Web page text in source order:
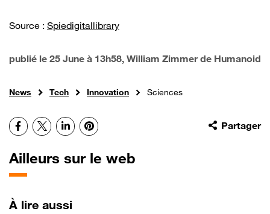
Source : Spiedigitallibrary
publié le 25 June à 13h58, William Zimmer de Humanoid
News Tech Innovation Sciences
Partager
Facebook
X LinkedInPinterest
Ailleurs sur le web
À lire aussi